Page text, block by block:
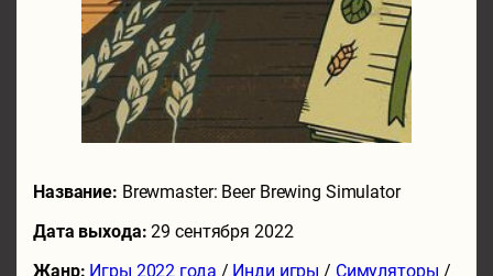
Название: Brewmaster: Beer Brewing Simulator
Дата выхода:29 сентября 2022
Жанр: Игры 2022 года / Инди игры / Симуляторы /